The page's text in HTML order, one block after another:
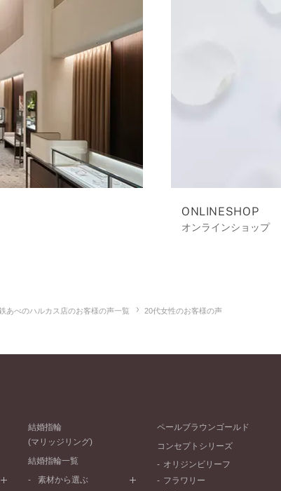
ONLINESHOP
オンラインショップ
あべのハルカス店のお客様の声一覧 20代女性のお客様の声
結婚指輪
(マリッジリング)
結婚指輪一覧
素材から選ぶ
ペールブラウンゴールド
コンセプトシリーズ
オリジンビリーフ
フラワリー